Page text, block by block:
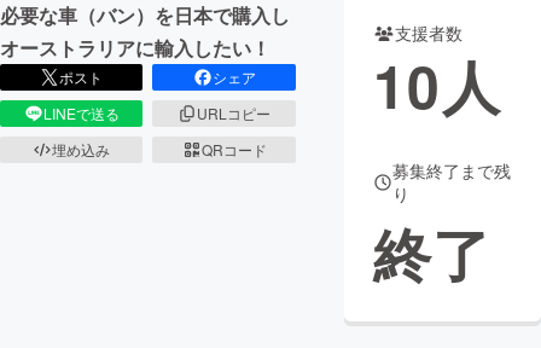
必要な車（バン）を日本で購入し
オーストラリアに輸入したい！
ポスト
シェア
LINEで送る
URLコピー
埋め込み
QRコード
支援者数
10人
募集終了まで残
り
終了